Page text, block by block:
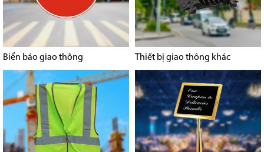
Biển báo giao thông Thiết bị giao thông khác